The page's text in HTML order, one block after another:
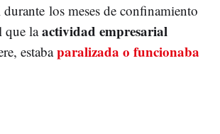
los meses de confinamiento
que laactividad empresarial
estabaparalizada o funcionaba